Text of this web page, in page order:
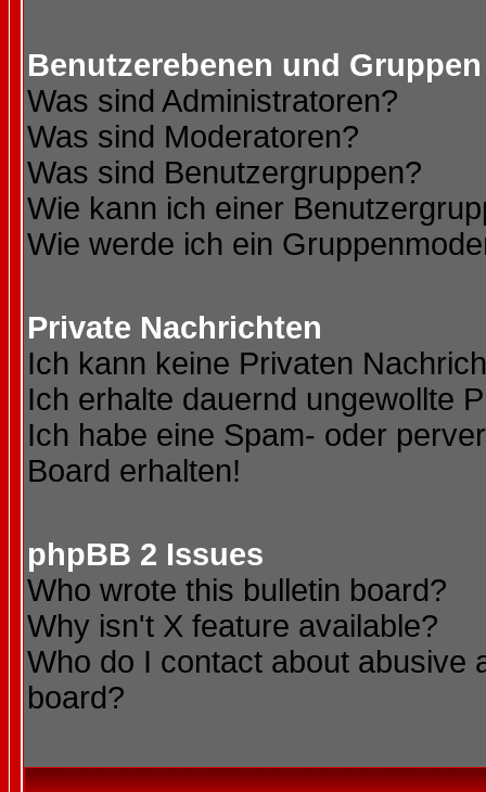
Benutzerebenen und Gruppen
Was sind Administratoren?
Was sind Moderatoren?
Was sind Benutzergruppen?
Wie kann ich einer
Wie werde ich ein
Private Nachrichten
Ich kann keine Privaten
Ich erhalte dauernd ungewollte
Ich habe eine Spam- oder
Board erhalten!
phpBB 2 Issues
Who wrote this bulletin board?
Why isn't X feature available?
Who do I contact about abusive
board?